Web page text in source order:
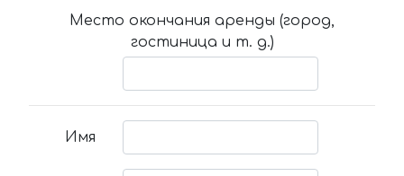
Место окончания аренды (город,
гостиница и т. д.)
Имя